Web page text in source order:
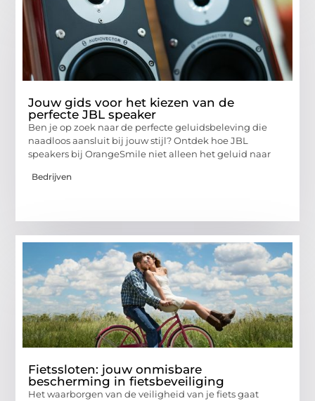
Jouw gids voor het kiezen van de
perfecte JBL speaker
Ben je op zoek naar de perfecte geluidsbeleving die
naadloos aansluit bij jouw stijl? Ontdek hoe JBL
speakers bij OrangeSmile niet alleen het geluid naar
Bedrijven
Fietssloten: jouw onmisbare
bescherming in fietsbeveiliging
Het waarborgen van de veiligheid van je fiets gaat